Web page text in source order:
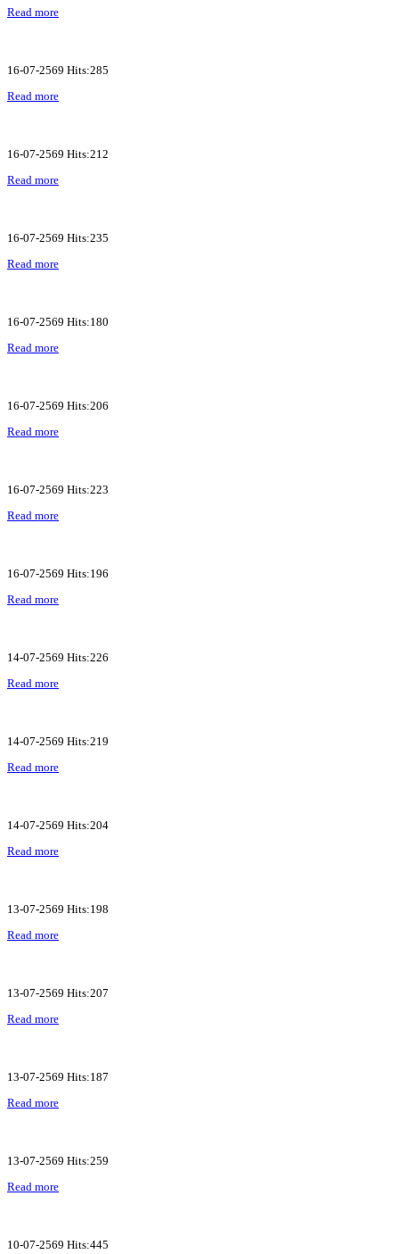
Read more
16-07-2569 Hits:285
Read more
16-07-2569 Hits:212
Read more
16-07-2569 Hits:235
Read more
16-07-2569 Hits:180
Read more
16-07-2569 Hits:206
Read more
16-07-2569 Hits:223
Read more
16-07-2569 Hits:196
Read more
14-07-2569 Hits:226
Read more
14-07-2569 Hits:219
Read more
14-07-2569 Hits:204
Read more
13-07-2569 Hits:198
Read more
13-07-2569 Hits:207
Read more
13-07-2569 Hits:187
Read more
13-07-2569 Hits:259
Read more
10-07-2569 Hits:445